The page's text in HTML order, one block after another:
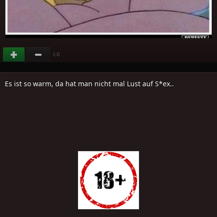
(-1)
Es ist so warm, da hat man nicht mal Lust auf S*ex..